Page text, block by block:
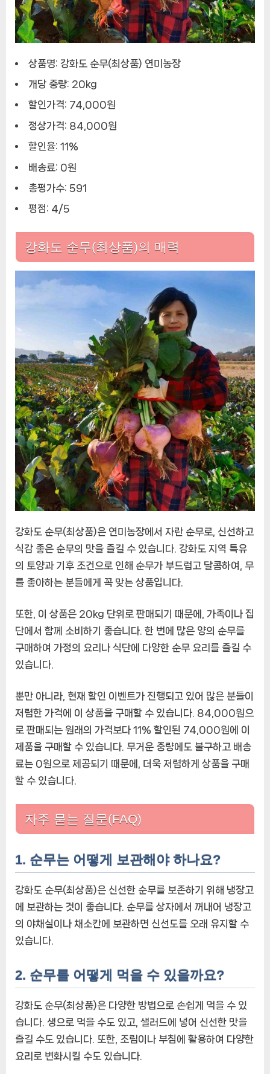
상품명: 강화도 순무(최상품) 연미농장
개당 중량: 20kg
할인가격: 74,000원
정상가격: 84,000원
할인율: 11%
배송료: 0원
총평가수: 591
평점: 4/5
강화도 순무(최상품)의 매력
강화도 순무(최상품)은 연미농장에서 자란 순무로, 신선하고
식감 좋은 순무의 맛을 즐길 수 있습니다. 강화도 지역 특유
의 토양과 기후 조건으로 인해 순무가 부드럽고 달콤하여, 무
를 좋아하는 분들에게 꼭 맞는 상품입니다.
또한, 이 상품은 20kg 단위로 판매되기 때문에, 가족이나 집
단에서 함께 소비하기 좋습니다. 한 번에 많은 양의 순무를
구매하여 가정의 요리나 식단에 다양한 순무 요리를 즐길 수
있습니다.
뿐만 아니라, 현재 할인 이벤트가 진행되고 있어 많은 분들이
저렴한 가격에 이 상품을 구매할 수 있습니다. 84,000원으
로 판매되는 원래의 가격보다 11% 할인된 74,000원에 이
제품을 구매할 수 있습니다. 무거운 중량에도 불구하고 배송
료는 0원으로 제공되기 때문에, 더욱 저렴하게 상품을 구매
할 수 있습니다.
자주 묻는 질문(FAQ)
1. 순무는 어떻게 보관해야 하나요?
강화도 순무(최상품)은 신선한 순무를 보존하기 위해 냉장고
에 보관하는 것이 좋습니다. 순무를 상자에서 꺼내어 냉장고
의 야채실이나 채소칸에 보관하면 신선도를 오래 유지할 수
있습니다.
2. 순무를 어떻게 먹을 수 있을까요?
강화도 순무(최상품)은 다양한 방법으로 손쉽게 먹을 수 있
습니다. 생으로 먹을 수도 있고, 샐러드에 넣어 신선한 맛을
즐길 수도 있습니다. 또한, 조림이나 부침에 활용하여 다양한
요리로 변화시킬 수도 있습니다.